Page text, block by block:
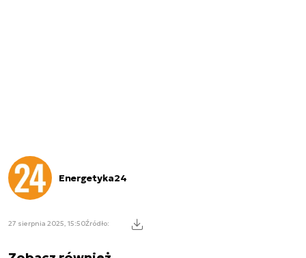
Energetyka24
27 sierpnia 2025, 15:50Źródło: